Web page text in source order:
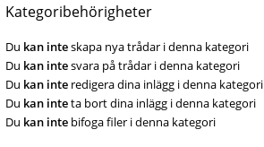
Kategoribehörigheter
Du kan inteskapa nya trådar i denna kategori
Du kan intesvara på trådar i denna kategori
Du kan inte redigera dina inlägg i denna kategori
Du kan inteta bort dina inlägg i denna kategori
Du kan inte bifoga filer i denna kategori